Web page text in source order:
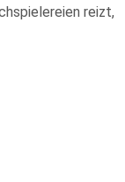
reizt,